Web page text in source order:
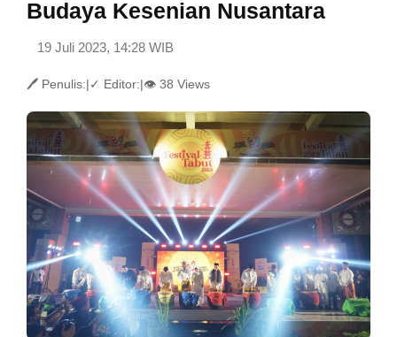
Budaya Kesenian Nusantara
19 Juli 2023, 14:28 WIB
🖊 Penulis:|✓ Editor:|👁 38 Views